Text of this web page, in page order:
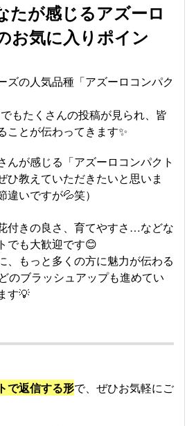
たが感じるアズーロ
お気に入りポイン
ズの人気品種「アズーロコンパク
もたくさんの投稿が見られ、皆
ことが伝わってきます✨
んが感じる「アズーロコンパクト
ひ教えていただきたいと思いま
いですが💦笑）
付きの良さ、育てやすさ…などな
でも大歓迎です😊
、もっと多くの方に魅力が伝わる
のブラッシュアップも進めてい
す💡
で返信する形で、ぜひお気軽にご